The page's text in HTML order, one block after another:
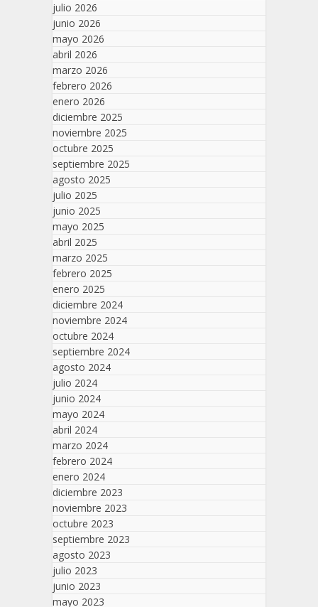
julio 2026
junio 2026
mayo 2026
abril 2026
marzo 2026
febrero 2026
enero 2026
diciembre 2025
noviembre 2025
octubre 2025
septiembre 2025
agosto 2025
julio 2025
junio 2025
mayo 2025
abril 2025
marzo 2025
febrero 2025
enero 2025
diciembre 2024
noviembre 2024
octubre 2024
septiembre 2024
agosto 2024
julio 2024
junio 2024
mayo 2024
abril 2024
marzo 2024
febrero 2024
enero 2024
diciembre 2023
noviembre 2023
octubre 2023
septiembre 2023
agosto 2023
julio 2023
junio 2023
mayo 2023